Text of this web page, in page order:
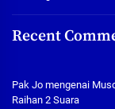
Recent
Pak Jo mengenai
Raihan 2 Suara